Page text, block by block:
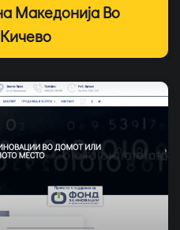
Македонија Во